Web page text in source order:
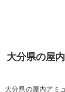
大分県の屋
大分県の屋内アミ